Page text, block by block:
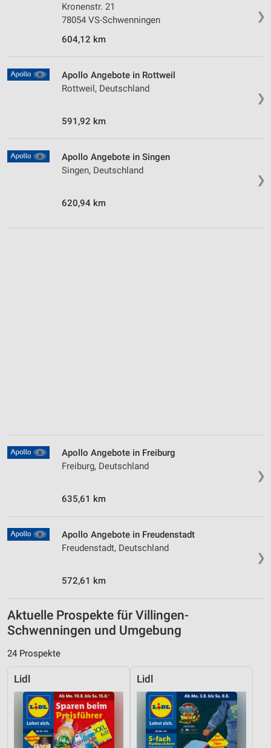
❯
Kronenstr. 21
78054 VS-Schwenningen
604,12 km
❯
Apollo Angebote in Rottweil
Rottweil, Deutschland
591,92 km
❯
Apollo Angebote in Singen
Singen, Deutschland
620,94 km
❯
Apollo Angebote in Freiburg
Freiburg, Deutschland
635,61 km
❯
Apollo Angebote in Freudenstadt
Freudenstadt, Deutschland
572,61 km
Aktuelle Prospekte für Villingen-
Schwenningen und Umgebung
24 Prospekte
Lidl Lidl